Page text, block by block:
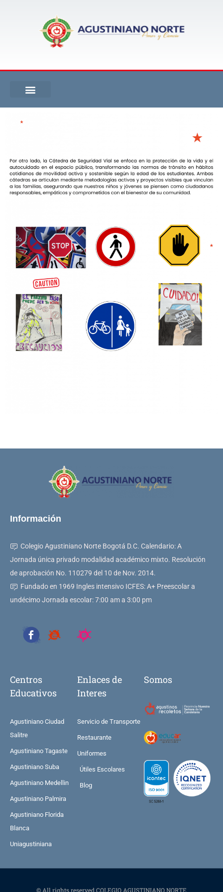
Información
Colegio Agustiniano Norte Bogotá D.C. Calendario: A
Jornada única privado modalidad académico mixto. Resolución
de aprobación No. 110279 del 10 de Nov. 2014.
Fundado en 1969 Ingles intensivo ICFES: A+ Preescolar a
undécimo Jornada escolar: 7:00 am a 3:00 pm
Centros
Educativos
Agustiniano Ciudad
Salitre
Agustiniano Tagaste
Agustiniano Suba
Agustiniano Medellin
Agustiniano Palmira
Agustiniano Florida
Blanca
Uniagustiniana
Enlaces de
Interes
Servicio de Transporte
Restaurante
Uniformes
Útiles Escolares
Blog
Somos
© All rights reserved COLEGIO AGUSTINIANO NORTE